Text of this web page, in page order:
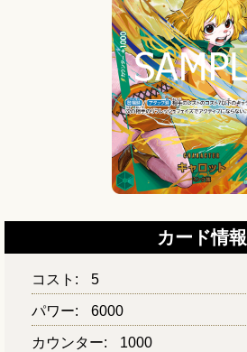
カード情報
コスト:
5
パワー:
6000
カウンター:
1000